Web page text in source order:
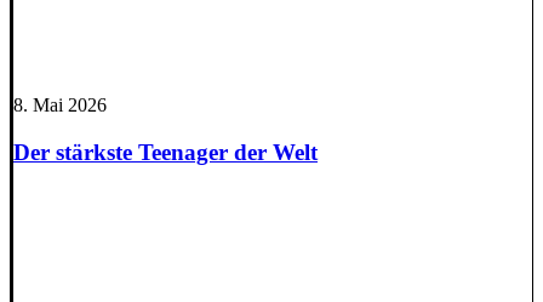
8. Mai 2026
Der stärkste Teenager der Welt